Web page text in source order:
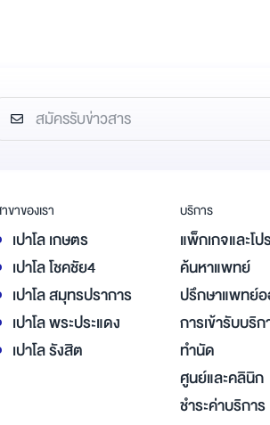
ขาของเรา
เปาโล เกษตร
เปาโล โชคชัย4
เปาโล สมุทรปราการ
เปาโล พระประแดง
เปาโล รังสิต
บริการ
แพ็กเกจและโป
ค้นหาแพทย์
ปรึกษาแพทย์
การเข้ารับบริก
ทำนัด
ศูนย์และคลินิก
ชำระค่าบริการ